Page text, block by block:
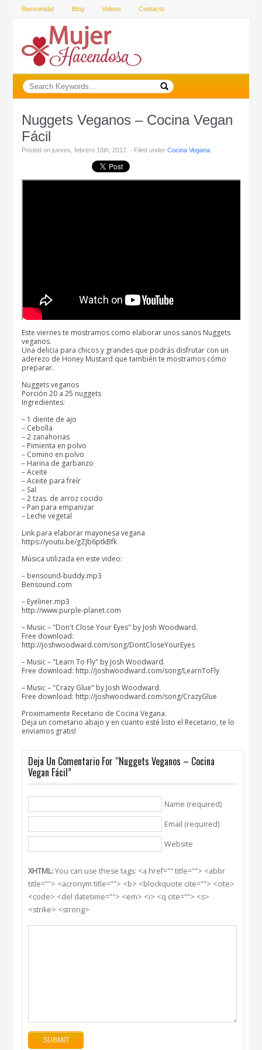
Bienvenida! Blog Videos Contacto
Nuggets Veganos – Cocina Vegan
Fácil
Posted on jueves, febrero 16th, 2017. - Filed underCocina Vegana
Este viernes te mostramos como elaborar unos sanos Nuggets
veganos.
Una delicia para chicos y grandes que podrás disfrutar con un
aderezo de Honey Mustard que también te mostramos cómo
preparar.
Nuggets veganos
Porción 20 a 25 nuggets
Ingredientes:
– 1 diente de ajo
– Cebolla
– 2 zanahorias
– Pimienta en polvo
– Comino en polvo
– Harina de garbanzo
– Aceite
– Aceite para freír
– Sal
– 2 tzas. de arroz cocido
– Pan para empanizar
– Leche vegetal
Link para elaborar mayonesa vegana
https://youtu.be/gZJb6ptkBfk
Música utilizada en este video:
– bensound-buddy.mp3
Bensound.com
– Eyeliner.mp3
http://www.purple-planet.com
– Music – "Don't Close Your Eyes" by Josh Woodward.
Free download:
http://joshwoodward.com/song/DontCloseYourEyes
– Music – "Learn To Fly" by Josh Woodward.
Free download: http://joshwoodward.com/song/LearnToFly
– Music – "Crazy Glue" by Josh Woodward.
Free download: http://joshwoodward.com/song/CrazyGlue
Proximamente Recetario de Cocina Vegana.
Deja un cometario abajo y en cuanto esté listo el Recetario, te lo
enviamos gratis!
Deja Un Comentario For “Nuggets Veganos – Cocina
Vegan Fácil”
Name (required)
Email (required)
Website
XHTML:You can use these tags: <a href="" title=""> <abbr
title=""> <acronym title=""> <b> <blockquote cite=""> <cite>
<code> <del datetime=""> <em> <i> <q cite=""> <s>
<strike> <strong>